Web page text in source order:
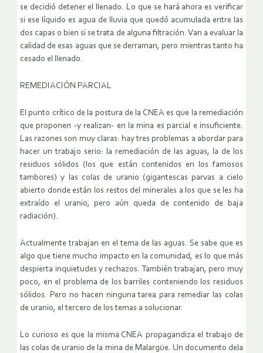
se decidió detener el llenado. Lo que se hará ahora es verificar
si ese líquido es agua de lluvia que quedó acumulada entre las
dos capas o bien si se trata de alguna filtración. Van a evaluar la
calidad de esas aguas que se derraman, pero mientras tanto ha
cesado el llenado.
REMEDIACIÓN PARCIAL
El punto crítico de la postura de la CNEA es que la remediación
que proponen -y realizan- en la mina es parcial e insuficiente.
Las razones son muy claras: hay tres problemas a abordar para
hacer un trabajo serio: la remediación de las aguas, la de los
residuos sólidos (los que están contenidos en los famosos
tambores) y las colas de uranio (gigantescas parvas a cielo
abierto donde están los restos del minerales a los que se les ha
extraído el uranio, pero aún queda de contenido de baja
radiación).
Actualmente trabajan en el tema de las aguas. Se sabe que es
algo que tiene mucho impacto en la comunidad, es lo que más
despierta inquietudes y rechazos. También trabajan, pero muy
poco, en el problema de los barriles conteniendo los residuos
sólidos. Pero no hacen ninguna tarea para remediar las colas
de uranio, el tercero de los temas a solucionar.
Lo curioso es que la misma CNEA propagandiza el trabajo de
las colas de uranio de la mina de Malargüe. Un documento dela